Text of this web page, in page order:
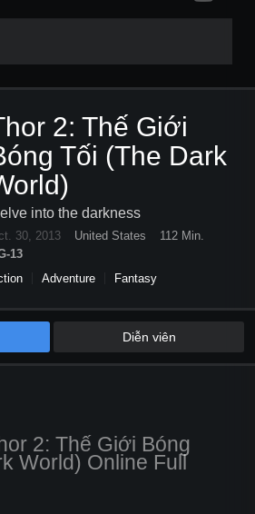
2: Thế Giới
Tối (The Dark
into the darkness
30, 2013 United States
112 Min.
13
Adventure Fantasy
Diễn viên
2: Thế Giới Bóng
World) Online Full